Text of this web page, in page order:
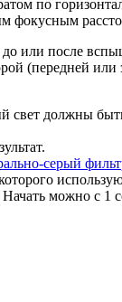
по
фокусным
до или после
(передней
свет должны
серый
можно с 1